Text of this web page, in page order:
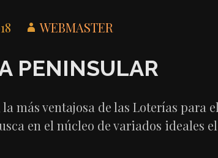
WEBMASTER
PENINSULAR
más ventajosa de las Loterías para
en el núcleo de variados ideales